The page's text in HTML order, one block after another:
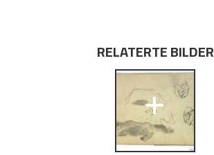
RELATERTE BILDER
+